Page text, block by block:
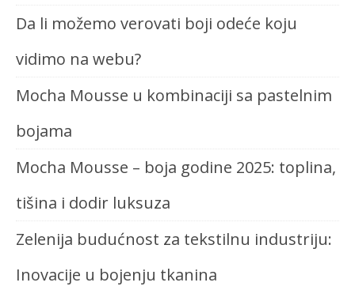
Da li možemo verovati boji odeće koju
vidimo na webu?
Mocha Mousse u kombinaciji sa pastelnim
bojama
Mocha Mousse – boja godine 2025: toplina,
tišina i dodir luksuza
Zelenija budućnost za tekstilnu industriju:
Inovacije u bojenju tkanina